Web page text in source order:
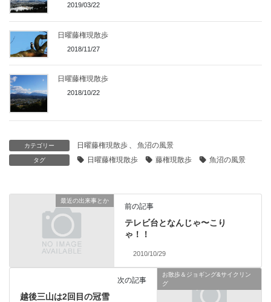
2019/03/22
日曜藤権現散歩
2018/11/27
日曜藤権現散歩
2018/10/22
カテゴリー 日曜藤権現散歩 魚沼の風景
タグ 日曜藤権現散歩 藤権現散歩 魚沼の風景
最近の出来事とか
前の記事
テレビ台となんじゃ〜こり
ゃ！！
2010/10/29
お散歩＆ジョギング&サイクリン
グ
次の記事
越後三山は2回目の冠雪